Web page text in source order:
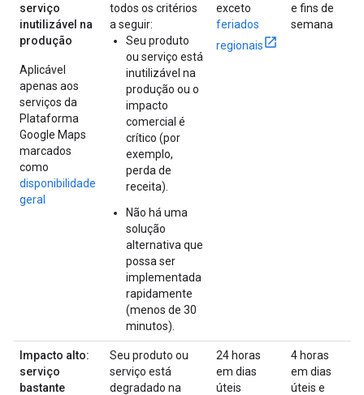
serviço
inutilizável na
produção
Aplicável
apenas aos
serviços da
Plataforma
Google Maps
marcados
como
disponibilidade
geral
todos os critérios
a seguir:
Seu produto
ou serviço está
inutilizável na
produção ou o
impacto
comercial é
crítico (por
exemplo,
perda de
receita).
Não há uma
solução
alternativa que
possa ser
implementada
rapidamente
(menos de 30
minutos).
exceto
feriados
regionais
e fins de
semana
Impacto alto:
serviço
bastante
Seu produto ou
serviço está
degradado na
24 horas
em dias
úteis
4 horas
em dias
úteis e